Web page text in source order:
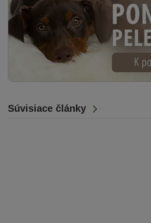
Súvisiace články